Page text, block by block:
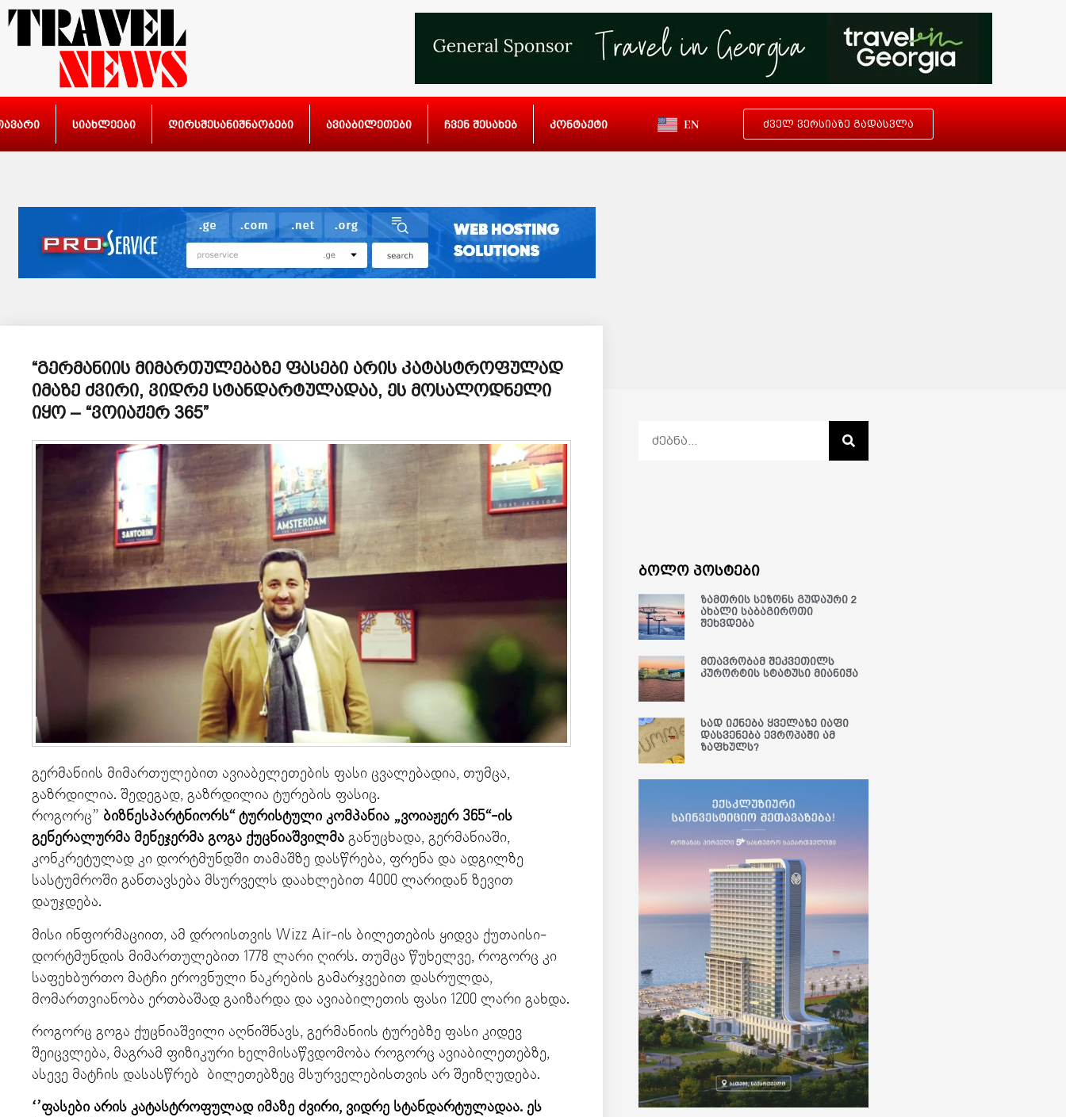
სიახლეები ღირსშესანიშნაობები ავიაბილეთები ჩვენ შესახებ კონტაქტი EN ძველ ვერსიაზე გადასვლა
“გერმანიის მიმართულებაზე ფასები არის კატასტროფულად
იმაზე ძვირი, ვიდრე სტანდარტულადაა, ეს მოსალოდნელი
იყო – “ვოიაჟერ 365”
გერმანიის მიმართულებით ავიაბელეთების ფასი ცვალებადია, თუმცა,
გაზრდილია. შედეგად, გაზრდილია ტურების ფასიც.
როგორც” ბიზნესპარტნიორს“ ტურისტული კომპანია „ვოიაჟერ 365“-ის
გენერალურმა მენეჯერმა გოგა ქუცნიაშვილმა განუცხადა, გერმანიაში,
კონკრეტულად კი დორტმუნდში თამაშზე დასწრება, ფრენა და ადგილზე
სასტუმროში განთავსება მსურველს დაახლებით 4000 ლარიდან ზევით
დაუჯდება.
მისი ინფორმაციით, ამ დროისთვის Wizz Air-ის ბილეთების ყიდვა ქუთაისი-
დორტმუნდის მიმართულებით 1778 ლარი ღირს. თუმცა წუხელვე, როგორც კი
საფეხბურთო მატჩი ეროვნული ნაკრების გამარჯვებით დასრულდა,
მომართვიანობა ერთბაშად გაიზარდა და ავიაბილეთის ფასი 1200 ლარი გახდა.
როგორც გოგა ქუცნიაშვილი აღნიშნავს, გერმანიის ტურებზე ფასი კიდევ
შეიცვლება, მაგრამ ფიზიკური ხელმისაწვდომობა როგორც ავიაბილეთებზე,
ასევე მატჩის დასასწრებ ბილეთებზეც მსურველებისთვის არ შეიზღუდება.
‘’ფასები არის კატასტროფულად იმაზე ძვირი, ვიდრე სტანდარტულადაა. ეს
ბოლო პოსტები
ზამთრის სეზონს გუდაური 2
ახალი საბაგიროთი
შეხვდება
მთავრობამ შეკვეთილს
კურორტის სტატუსი მიანიჭა
სად იქნება ყველაზე იაფი
დასვენება ევროპაში ამ
ზაფხულს?